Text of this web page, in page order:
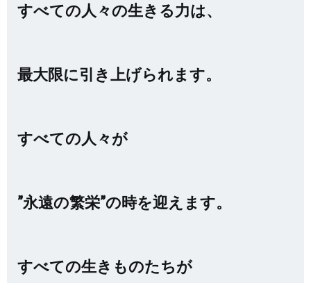
すべての人々の生きる力は、
最大限に引き上げられます。
すべての人々が
”永遠の繁栄”の時を迎えます。
すべての生きものたちが